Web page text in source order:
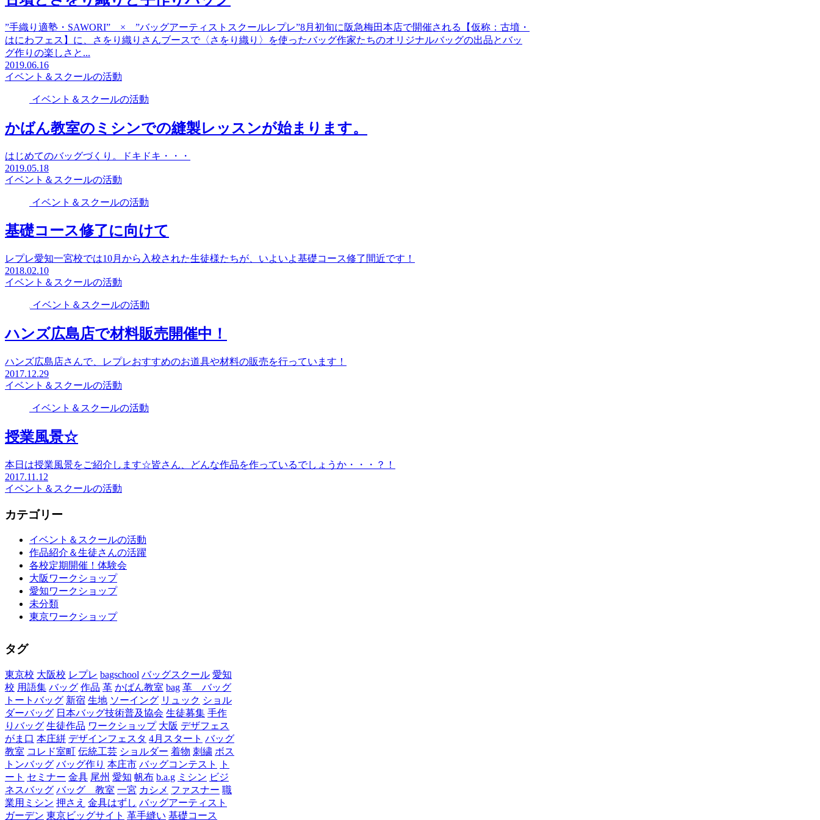
”手織り適塾・SAWORI” × ”バッグアーティストスクールレプレ”8月初旬に阪急梅田本店で開催される【仮称：古墳・
はにわフェス】に、さをり織りさんブースで〈さをり織り〉を使ったバッグ作家たちのオリジナルバッグの出品とバッ
グ作りの楽しさと...
2019.06.16
イベント＆スクールの活動
イベント＆スクールの活動
かばん教室のミシンでの縫製レッスンが始まります。
はじめてのバッグづくり。ドキドキ・・・
2019.05.18
イベント＆スクールの活動
イベント＆スクールの活動
基礎コース修了に向けて
レプレ愛知一宮校では10月から入校された生徒様たちが、いよいよ基礎コース修了間近です！
2018.02.10
イベント＆スクールの活動
イベント＆スクールの活動
ハンズ広島店で材料販売開催中！
ハンズ広島店さんで、レプレおすすめのお道具や材料の販売を行っています！
2017.12.29
イベント＆スクールの活動
イベント＆スクールの活動
授業風景☆
本日は授業風景をご紹介します☆皆さん、どんな作品を作っているでしょうか・・・？！
2017.11.12
イベント＆スクールの活動
カテゴリー
イベント＆スクールの活動
作品紹介＆生徒さんの活躍
各校定期開催！体験会
大阪ワークショップ
愛知ワークショップ
未分類
東京ワークショップ
タグ
東京校 大阪校 レプレ bagschool バッグスクール 愛知
校 用語集 バッグ 作品 革 かばん教室 bag 革 バッグ
トートバッグ 新宿 生地 ソーイング リュック ショル
ダーバッグ 日本バッグ技術普及協会 生徒募集 手作
りバッグ 生徒作品 ワークショップ 大阪 デザフェス
がま口 本庄絣 デザインフェスタ 4月スタート バッグ
教室 コレド室町 伝統工芸 ショルダー 着物 刺繍 ボス
トンバッグ バッグ作り 本庄市 バッグコンテスト
ト
ート セミナー 金具 尾州 愛知 帆布 b.a.g ミシン ビジ
ネスバッグ バッグ 教室 一宮 カシメ ファスナー 職
業用ミシン 押さえ 金具はずし バッグアーティスト
ガーデン 東京ビッグサイト 革手縫い 基礎コース